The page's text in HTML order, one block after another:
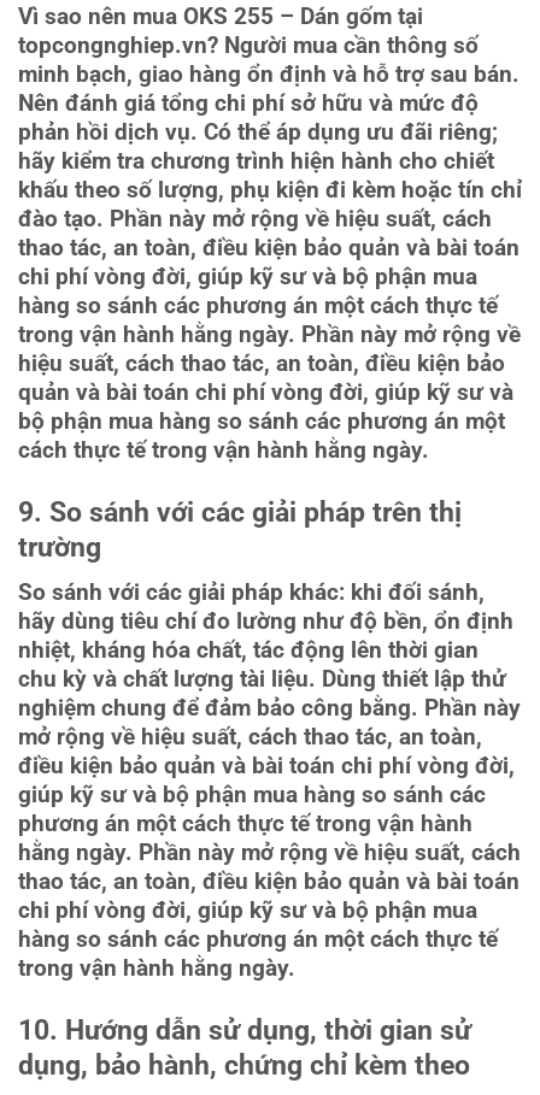
Vì sao nên mua OKS 255 – Dán gốm tại
topcongnghiep.vn? Người mua cần thông số
minh bạch, giao hàng ổn định và hỗ trợ sau bán.
Nên đánh giá tổng chi phí sở hữu và mức độ
phản hồi dịch vụ. Có thể áp dụng ưu đãi riêng;
hãy kiểm tra chương trình hiện hành cho chiết
khấu theo số lượng, phụ kiện đi kèm hoặc tín chỉ
đào tạo. Phần này mở rộng về hiệu suất, cách
thao tác, an toàn, điều kiện bảo quản và bài toán
chi phí vòng đời, giúp kỹ sư và bộ phận mua
hàng so sánh các phương án một cách thực tế
trong vận hành hằng ngày. Phần này mở rộng về
hiệu suất, cách thao tác, an toàn, điều kiện bảo
quản và bài toán chi phí vòng đời, giúp kỹ sư và
bộ phận mua hàng so sánh các phương án một
cách thực tế trong vận hành hằng ngày.
9. So sánh với các giải pháp trên thị
trường
So sánh với các giải pháp khác: khi đối sánh,
hãy dùng tiêu chí đo lường như độ bền, ổn định
nhiệt, kháng hóa chất, tác động lên thời gian
chu kỳ và chất lượng tài liệu. Dùng thiết lập thử
nghiệm chung để đảm bảo công bằng. Phần này
mở rộng về hiệu suất, cách thao tác, an toàn,
điều kiện bảo quản và bài toán chi phí vòng đời,
giúp kỹ sư và bộ phận mua hàng so sánh các
phương án một cách thực tế trong vận hành
hằng ngày. Phần này mở rộng về hiệu suất, cách
thao tác, an toàn, điều kiện bảo quản và bài toán
chi phí vòng đời, giúp kỹ sư và bộ phận mua
hàng so sánh các phương án một cách thực tế
trong vận hành hằng ngày.
10. Hướng dẫn sử dụng, thời gian sử
dụng, bảo hành, chứng chỉ kèm theo